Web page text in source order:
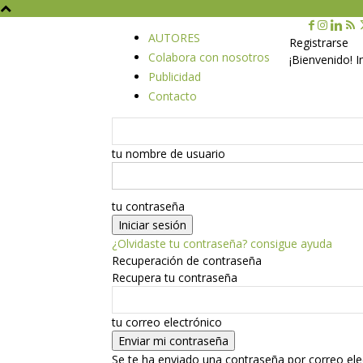
AUTORES
Colabora con nosotros
Publicidad
Contacto
Registrarse
¡Bienvenido!
tu nombre de usuario
tu contraseña
¿Olvidaste tu contraseña? consigue ayuda
Recuperación de contraseña
Recupera tu contraseña
tu correo electrónico
Se te ha enviado una contraseña por correo